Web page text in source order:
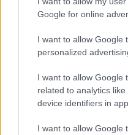
Google for online
I want to allow Google
personalized
I want to allow Google
related to analytics
device identifiers in
I want to allow Google
Ripensare le tecnologie
donatori
Martina Marchesi · 10 Lug 2026
B2B NEWS